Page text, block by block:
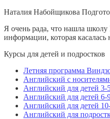
Наталия Набойщикова
Я очень рада, что нашла
информации, которая касалась
Курсы для детей и подростков
Летняя программа
Английский с
Английский для детей 3-
Английский для детей 6-
Английский для детей
Английский для